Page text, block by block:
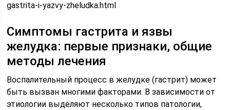
gastrita-i-yazvy-zheludka.html
Симптомы гастрита и язвы
желудка: первые признаки, общие
методы лечения
Воспалительный процесс в желудке (гастрит) может
быть вызван многими факторами. В зависимости от
этиологии выделяют несколько типов патологии,